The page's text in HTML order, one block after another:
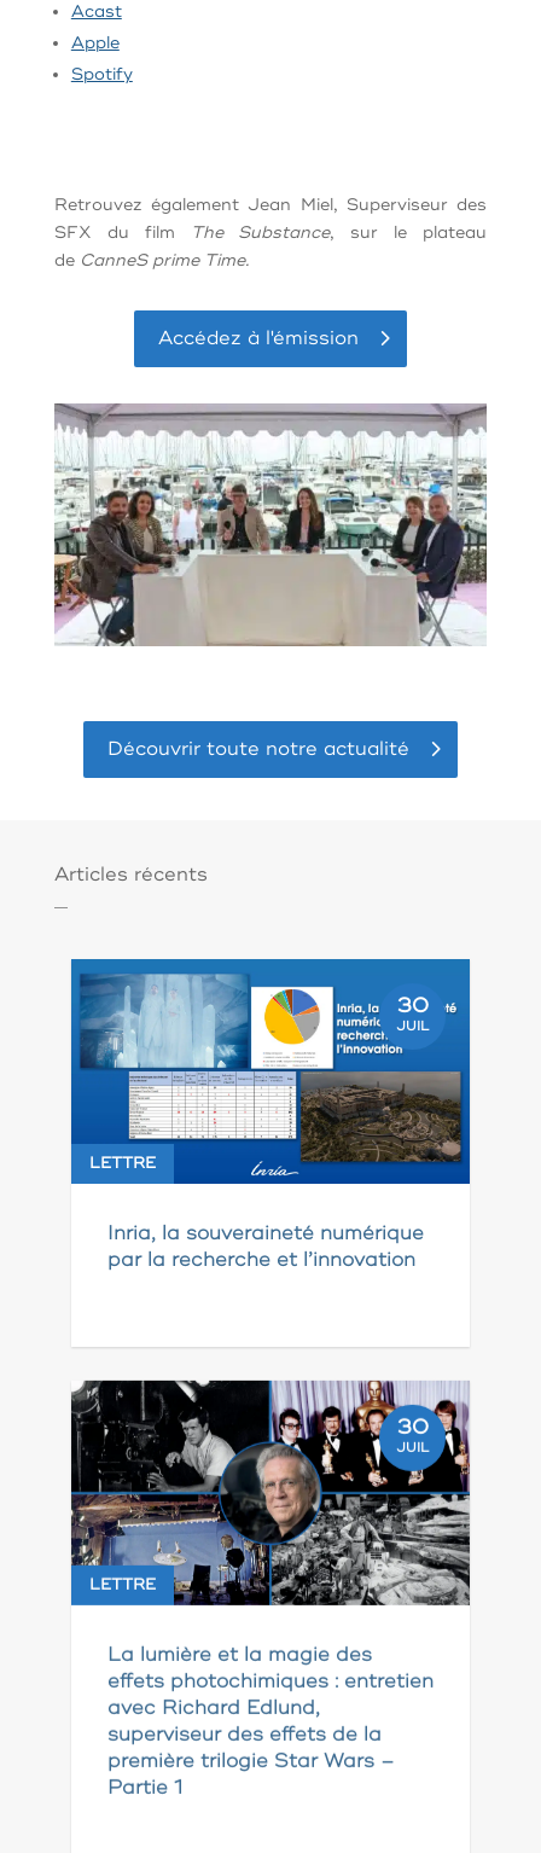
Acast
Apple
Spotify
Retrouvez également Jean Miel, Superviseur des
SFX du film
The Substance, sur le plateau
de CanneS prime Time.
Accédez à l'émission
Découvrir toute notre actualité
Articles récents
30
JUIL
LETTRE
Inria, la souveraineté numérique
par la recherche et l’innovation
30
JUIL
LETTRE
La lumière et la magie des
effets photochimiques : entretien
avec Richard Edlund,
superviseur des effets de la
première trilogie Star Wars –
Partie 1